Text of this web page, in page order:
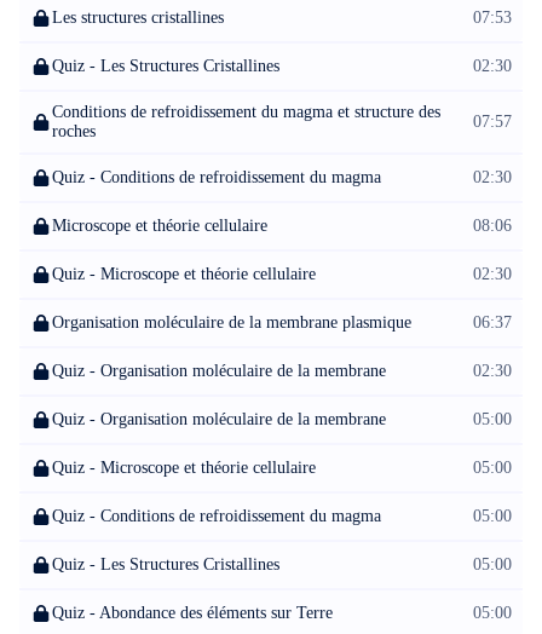
Les structures cristallines 07:53
Quiz - Les Structures Cristallines 02:30
Conditions de refroidissement du magma et structure des
roches
07:57
Quiz - Conditions de refroidissement du magma 02:30
Microscope et théorie cellulaire 08:06
Quiz - Microscope et théorie cellulaire 02:30
Organisation moléculaire de la membrane plasmique 06:37
Quiz - Organisation moléculaire de la membrane 02:30
Quiz - Organisation moléculaire de la membrane 05:00
Quiz - Microscope et théorie cellulaire 05:00
Quiz - Conditions de refroidissement du magma 05:00
Quiz - Les Structures Cristallines 05:00
Quiz - Abondance des éléments sur Terre 05:00